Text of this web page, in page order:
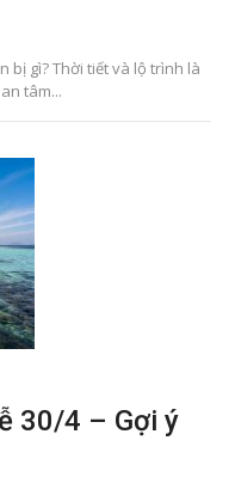
bị gì? Thời tiết và lộ trình là
tâm...
30/4 – Gợi ý